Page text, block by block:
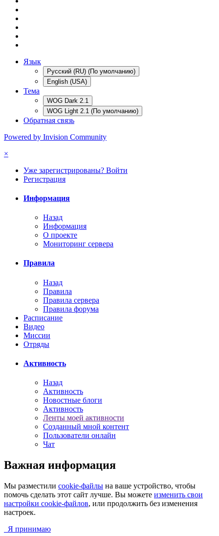
Язык
Русский (RU) (По умолчанию)
English (USA)
Тема
WOG Dark 2.1
WOG Light 2.1 (По умолчанию)
Обратная связь
Powered by Invision Community
×
Уже зарегистрированы? Войти
Регистрация
Информация
Назад
Информация
О проекте
Мониторинг сервера
Правила
Назад
Правила
Правила сервера
Правила форума
Расписание
Видео
Миссии
Отряды
Активность
Назад
Активность
Новостные блоги
Активность
Ленты моей активности
Созданный мной контент
Пользователи онлайн
Чат
Важная информация
Мы разместили cookie-файлы на ваше устройство, чтобы
помочь сделать этот сайт лучше. Вы можете изменить свои
настройки cookie-файлов, или продолжить без изменения
настроек.
Я принимаю